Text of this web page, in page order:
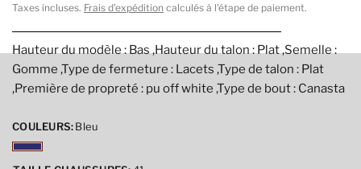
Taxes incluses. Frais d'expédition calculés à l'étape de paiement.
Hauteur du modèle : Bas ,Hauteur du talon : Plat ,Semelle :
Gomme ,Type de fermeture : Lacets ,Type de talon : Plat
,Première de propreté : pu off white ,Type de bout : Canasta
COULEURS:Bleu